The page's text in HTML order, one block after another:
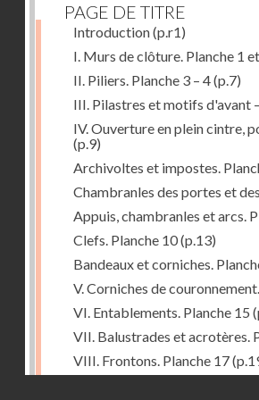
PAGE DE TITRE
Introduction(p.r1)
I. Murs de clôture. Planche 1
II. Piliers. Planche 3 – 4(p.7)
III. Pilastres et motifs d'avant
IV. Ouverture en plein cintre,
(p.9)
Archivoltes et impostes.
Chambranles des portes et
Appuis, chambranles et arcs.
Clefs. Planche 10(p.13)
Bandeaux et corniches.
V. Corniches de
VI. Entablements. Planche 15
VII. Balustrades et acrotères.
VIII. Frontons. Planche 17